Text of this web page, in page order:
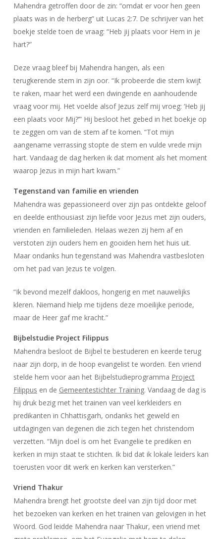
Mahendra getroffen door de zin: “omdat er voor hen geen
plaats was in de herberg” uit Lucas 2:7. De schrijver van het
boekje stelde toen de vraag: “Heb jij plaats voor Hem in je
hart?”
Deze vraag bleef bij Mahendra hangen, als een
terugkerende stem in zijn oor. “Ik probeerde die stem kwijt
te raken, maar het werd een dwingende en aanhoudende
vraag voor mij. Het voelde alsof Jezus zelf mij vroeg: ‘Heb jij
een plaats voor Mij?’” Hij besloot het gebed in het boekje op
te zeggen om van de stem af te komen. “Tot mijn
aangename verrassing stopte de stem en vulde vrede mijn
hart. Vandaag de dag herken ik dat moment als het moment
waarop Jezus in mijn hart kwam.”
Tegenstand van familie en vrienden
Mahendra was gepassioneerd over zijn pas ontdekte geloof
en deelde enthousiast zijn liefde voor Jezus met zijn ouders,
vrienden en familieleden. Helaas wezen zij hem af en
verstoten zijn ouders hem en gooiden hem het huis uit.
Maar ondanks hun tegenstand was Mahendra vastbesloten
om het pad van Jezus te volgen.
“Ik bevond mezelf dakloos, hongerig en met nauwelijks
kleren. Niemand hielp me tijdens deze moeilijke periode,
maar de Heer gaf me kracht.”
Bijbelstudie Project Filippus
Mahendra besloot de Bijbel te bestuderen en keerde terug
naar zijn dorp, in de hoop evangelist te worden. Een vriend
stelde hem voor aan het Bijbelstudieprogramma Project
Filippus en de Gemeentestichter Training. Vandaag de dag is
hij druk bezig met het trainen van veel kerkleiders en
predikanten in Chhattisgarh, ondanks het geweld en
uitdagingen van degenen die zich tegen het christendom
verzetten. “Mijn doel is om het Evangelie te prediken en
kerken in mijn staat te stichten. Ik bid dat ik lokale leiders kan
toerusten voor dit werk en kerken kan versterken.”
Vriend Thakur
Mahendra brengt het grootste deel van zijn tijd door met
het bezoeken van kerken en het trainen van gelovigen in het
Woord. God leidde Mahendra naar Thakur, een vriend met